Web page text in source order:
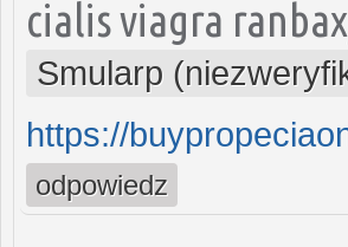
cialis viagra
Smularp
https://
odpowiedz